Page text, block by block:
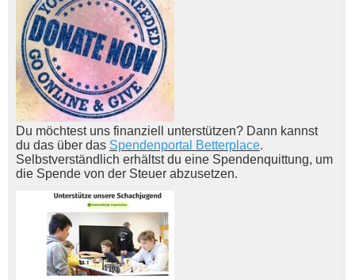
Du möchtest uns finanziell unterstützen? Dann kannst
du das über das Spendenportal Betterplace.
Selbstverständlich erhältst du eine Spendenquittung, um
die Spende von der Steuer abzusetzen.